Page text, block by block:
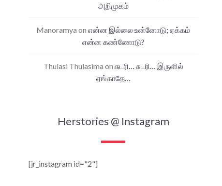
அறிமுகம்
Manoramya on என்ன இல்லை உன்னோடு; ஏக்கம்
என்ன கண்ணோடு?
Thulasi Thulasima on சுடரி… சுடரி… இருளில்
ஏங்காதே…
Herstories @ Instagram
[jr_instagram id="2"]